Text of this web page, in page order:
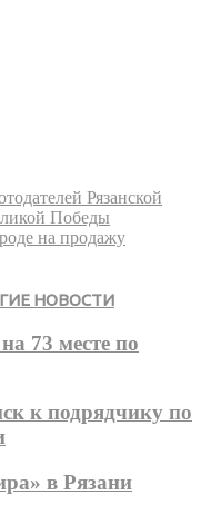
Рязанской
Победы
на продажу
НОВОСТИ
73 месте по
к подрядчику по
в Рязани